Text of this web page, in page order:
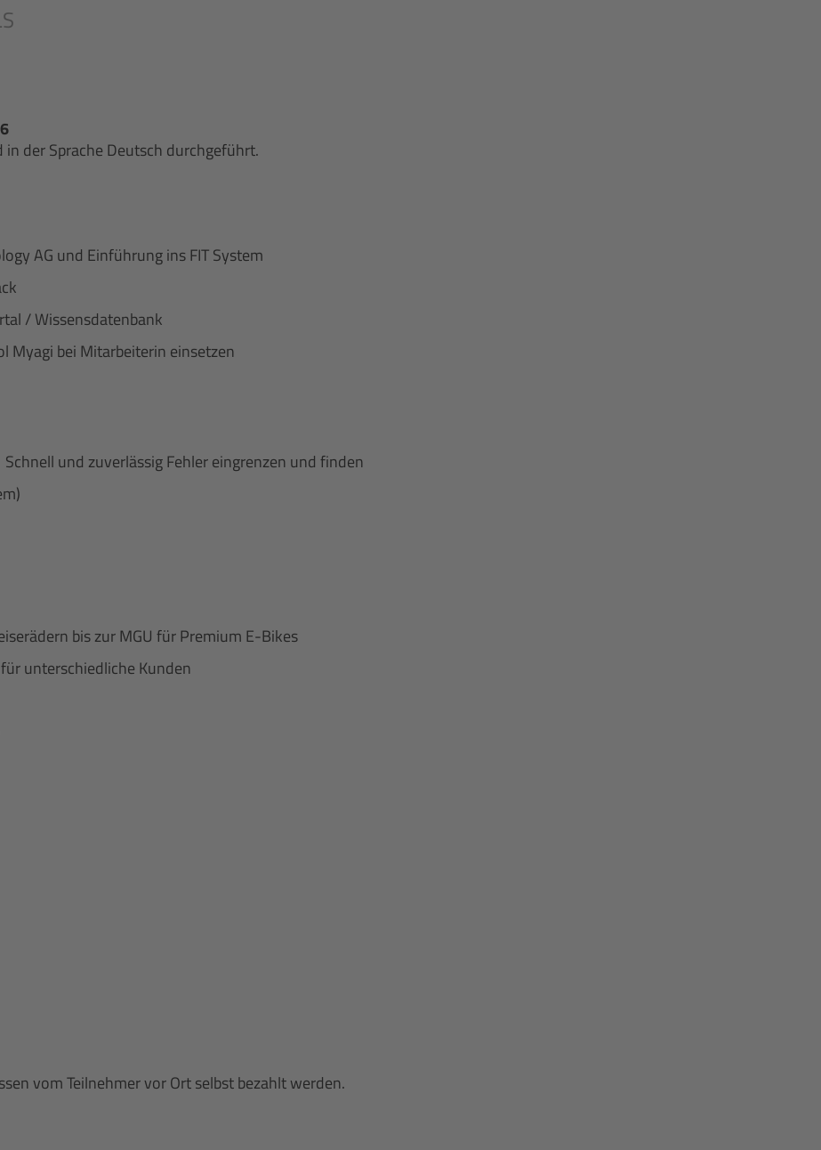
der Sprache Deutsch durchgeführt.
AG und Einführung ins FIT System
/ Wissensdatenbank
Myagi bei Mitarbeiterin einsetzen
und zuverlässig Fehler eingrenzen und finden
bis zur MGU für Premium E-Bikes
unterschiedliche Kunden
vom Teilnehmer vor Ort selbst bezahlt werden.